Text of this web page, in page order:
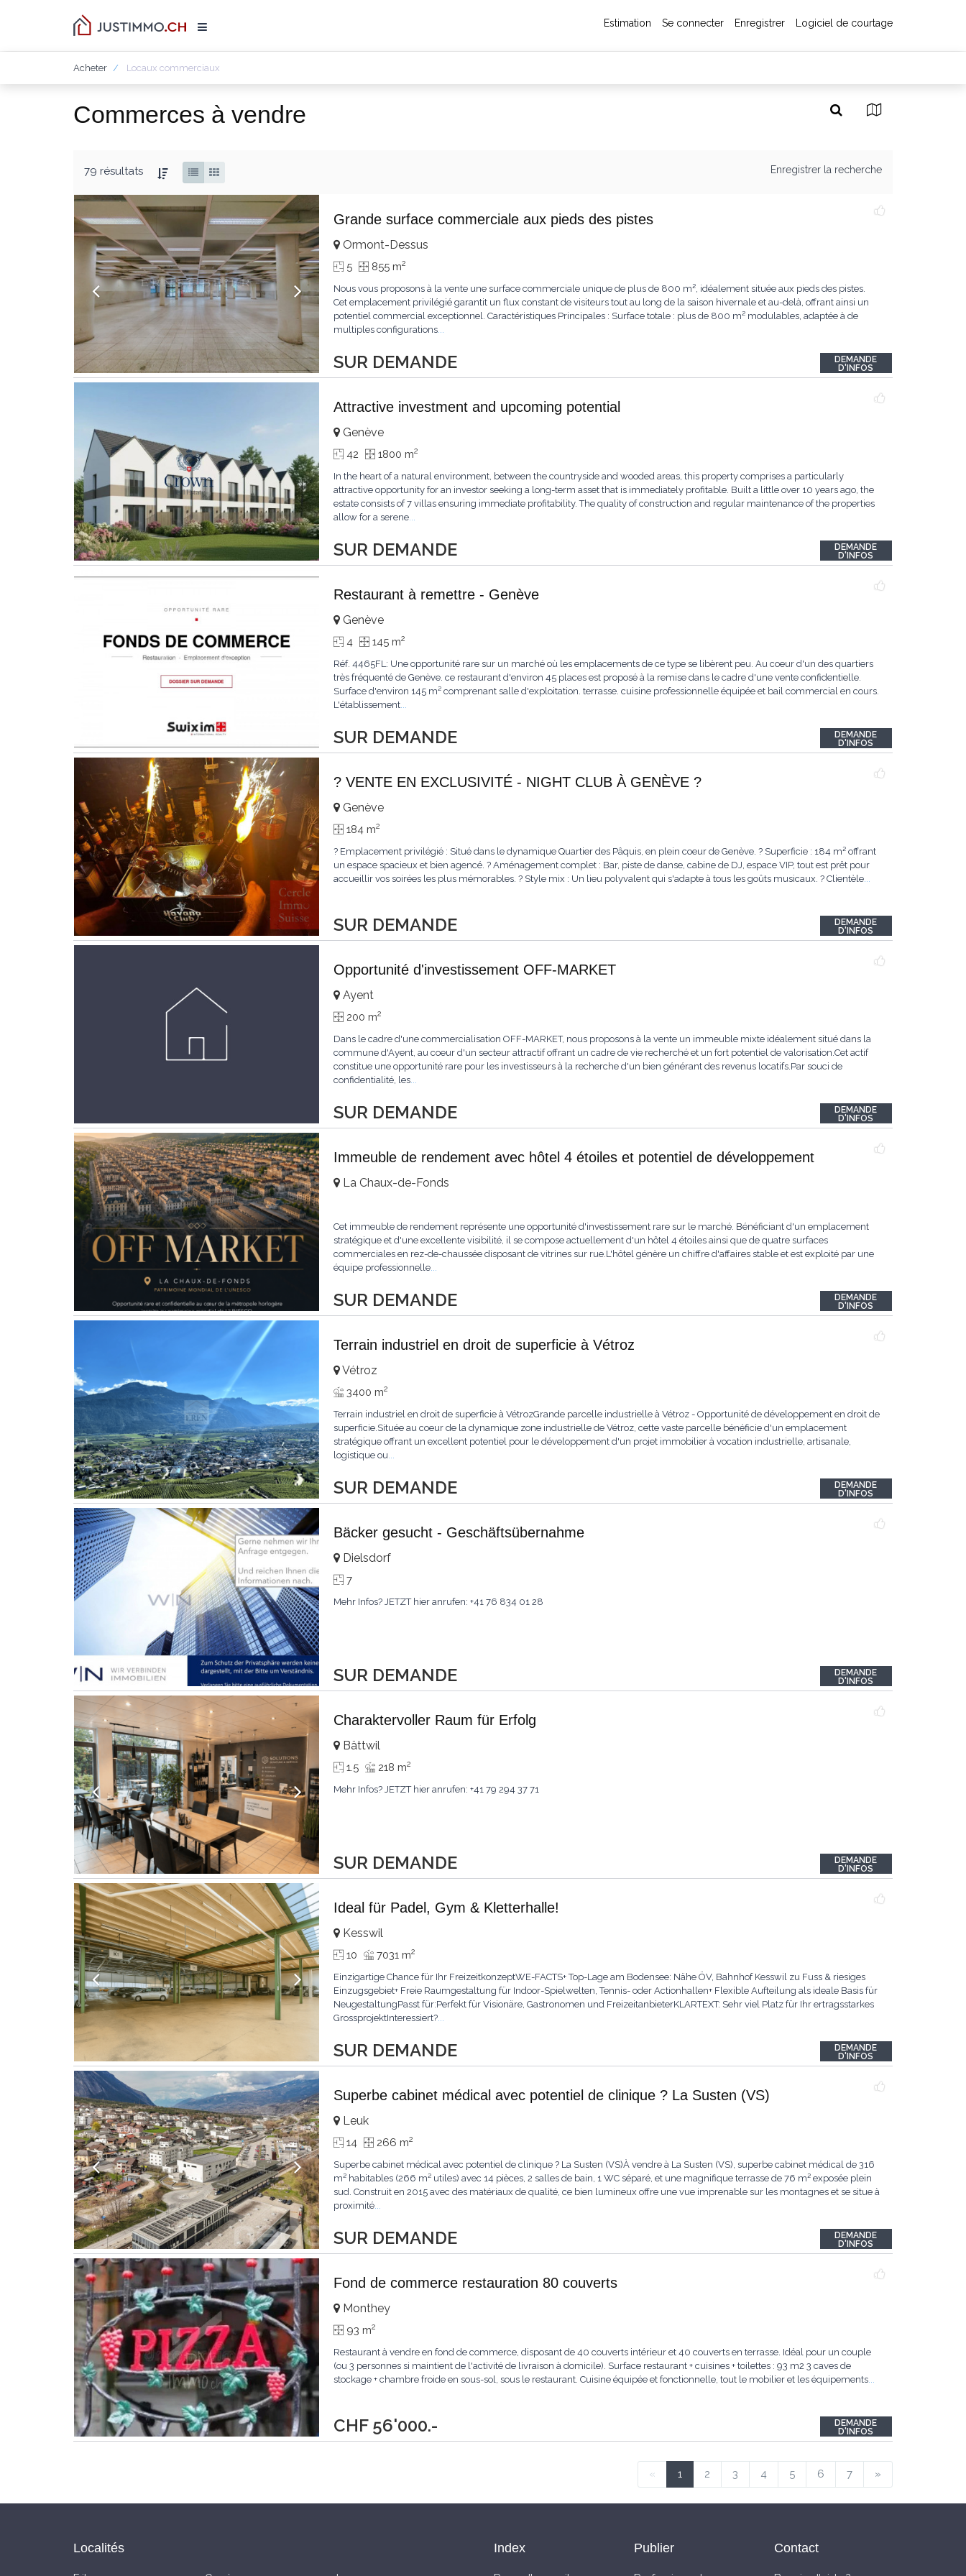
Estimation Se connecter Enregistrer Logiciel de courtage
Acheter Locaux commerciaux
Commerces à vendre
79 résultats Enregistrer la recherche
Grande surface commerciale aux pieds des pistes
SUR DEMANDE
Ormont-Dessus
5 855 m2
Nous vous proposons à la vente une surface commerciale unique de plus de 800 m², idéalement située aux pieds des pistes.
Cet emplacement privilégié garantit un flux constant de visiteurs tout au long de la saison hivernale et au-delà, offrant ainsi un
potentiel commercial exceptionnel. Caractéristiques Principales : Surface totale : plus de 800 m² modulables, adaptée à de
multiples configurations...
DEMANDE
D'INFOS
Attractive investment and upcoming potential
SUR DEMANDE
Genève
42 1800 m2
In the heart of a natural environment, between the countryside and wooded areas, this property comprises a particularly
attractive opportunity for an investor seeking a long-term asset that is immediately profitable. Built a little over 10 years ago, the
estate consists of 7 villas ensuring immediate profitability. The quality of construction and regular maintenance of the properties
allow for a serene...
DEMANDE
D'INFOS
Restaurant à remettre - Genève
SUR DEMANDE
Genève
4 145 m2
Réf. 4465FL: Une opportunité rare sur un marché où les emplacements de ce type se libèrent peu. Au coeur d'un des quartiers
très fréquenté de Genève. ce restaurant d'environ 45 places est proposé à la remise dans le cadre d'une vente confidentielle.
Surface d'environ 145 m² comprenant salle d'exploitation. terrasse. cuisine professionnelle équipée et bail commercial en cours.
L'établissement...
DEMANDE
D'INFOS
? VENTE EN EXCLUSIVITÉ - NIGHT CLUB À GENÈVE ?
SUR DEMANDE
Genève
184 m2
? Emplacement privilégié : Situé dans le dynamique Quartier des Pâquis, en plein coeur de Genève. ? Superficie : 184 m² offrant
un espace spacieux et bien agencé. ? Aménagement complet : Bar, piste de danse, cabine de DJ, espace VIP, tout est prêt pour
accueillir vos soirées les plus mémorables. ? Style mix : Un lieu polyvalent qui s'adapte à tous les goûts musicaux. ? Clientèle...
DEMANDE
D'INFOS
Opportunité d'investissement OFF-MARKET
SUR DEMANDE
Ayent
200 m2
Dans le cadre d'une commercialisation OFF-MARKET, nous proposons à la vente un immeuble mixte idéalement situé dans la
commune d'Ayent, au coeur d'un secteur attractif offrant un cadre de vie recherché et un fort potentiel de valorisation.Cet actif
constitue une opportunité rare pour les investisseurs à la recherche d'un bien générant des revenus locatifs.Par souci de
confidentialité, les...
DEMANDE
D'INFOS
Immeuble de rendement avec hôtel 4 étoiles et potentiel de développement
SUR DEMANDE
La Chaux-de-Fonds
Cet immeuble de rendement représente une opportunité d'investissement rare sur le marché. Bénéficiant d'un emplacement
stratégique et d'une excellente visibilité, il se compose actuellement d'un hôtel 4 étoiles ainsi que de quatre surfaces
commerciales en rez-de-chaussée disposant de vitrines sur rue.L'hôtel génère un chiffre d'affaires stable et est exploité par une
équipe professionnelle...
DEMANDE
D'INFOS
Terrain industriel en droit de superficie à Vétroz
SUR DEMANDE
Vétroz
3400 m2
Terrain industriel en droit de superficie à VétrozGrande parcelle industrielle à Vétroz - Opportunité de développement en droit de
superficie.Située au coeur de la dynamique zone industrielle de Vétroz, cette vaste parcelle bénéficie d'un emplacement
stratégique offrant un excellent potentiel pour le développement d'un projet immobilier à vocation industrielle, artisanale,
logistique ou...
DEMANDE
D'INFOS
Bäcker gesucht - Geschäftsübernahme
SUR DEMANDE
Dielsdorf
7
Mehr Infos? JETZT hier anrufen: +41 76 834 01 28
DEMANDE
D'INFOS
Charaktervoller Raum für Erfolg
SUR DEMANDE
Bättwil
1.5 218 m2
Mehr Infos? JETZT hier anrufen: +41 79 294 37 71
DEMANDE
D'INFOS
Ideal für Padel, Gym & Kletterhalle!
SUR DEMANDE
Kesswil
10 7031 m2
Einzigartige Chance für Ihr FreizeitkonzeptWE-FACTS+ Top-Lage am Bodensee: Nähe ÖV, Bahnhof Kesswil zu Fuss & riesiges
Einzugsgebiet+ Freie Raumgestaltung für Indoor-Spielwelten, Tennis- oder Actionhallen+ Flexible Aufteilung als ideale Basis für
NeugestaltungPasst für:Perfekt für Visionäre, Gastronomen und FreizeitanbieterKLARTEXT: Sehr viel Platz für Ihr ertragsstarkes
GrossprojektInteressiert?...
DEMANDE
D'INFOS
Superbe cabinet médical avec potentiel de clinique ? La Susten (VS)
SUR DEMANDE
Leuk
14 266 m2
Superbe cabinet médical avec potentiel de clinique ? La Susten (VS)À vendre à La Susten (VS), superbe cabinet médical de 316
m² habitables (266 m² utiles) avec 14 pièces, 2 salles de bain, 1 WC séparé, et une magnifique terrasse de 76 m² exposée plein
sud. Construit en 2015 avec des matériaux de qualité, ce bien lumineux offre une vue imprenable sur les montagnes et se situe à
proximité...
DEMANDE
D'INFOS
Fond de commerce restauration 80 couverts
CHF 56'000.-
Monthey
93 m2
Restaurant à vendre en fond de commerce, disposant de 40 couverts intérieur et 40 couverts en terrasse. Idéal pour un couple
(ou 3 personnes si maintient de l'activité de livraison à domicile). Surface restaurant + cuisines + toilettes : 93 m2 3 caves de
stockage + chambre froide en sous-sol, sous le restaurant. Cuisine équipée et fonctionnelle, tout le mobilier et les équipements...
DEMANDE
D'INFOS
« 1 2 3 4 5 6 7 »
Localités Index Publier Contact